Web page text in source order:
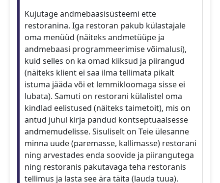
Kujutage andmebaasisüsteemi ette
restoranina. Iga restoran pakub külastajale
oma menüüd (näiteks andmetüüpe ja
andmebaasi programmeerimise võimalusi),
kuid selles on ka omad kiiksud ja piirangud
(näiteks klient ei saa ilma tellimata pikalt
istuma jääda või et lemmikloomaga sisse ei
lubata). Samuti on restorani külalistel oma
kindlad eelistused (näiteks taimetoit), mis on
antud juhul kirja pandud kontseptuaalsesse
andmemudelisse. Sisuliselt on Teie ülesanne
minna uude (paremasse, kallimasse) restorani
ning arvestades enda soovide ja piirangutega
ning restoranis pakutavaga teha restoranis
tellimus ja lasta see ära täita (lauda tuua).